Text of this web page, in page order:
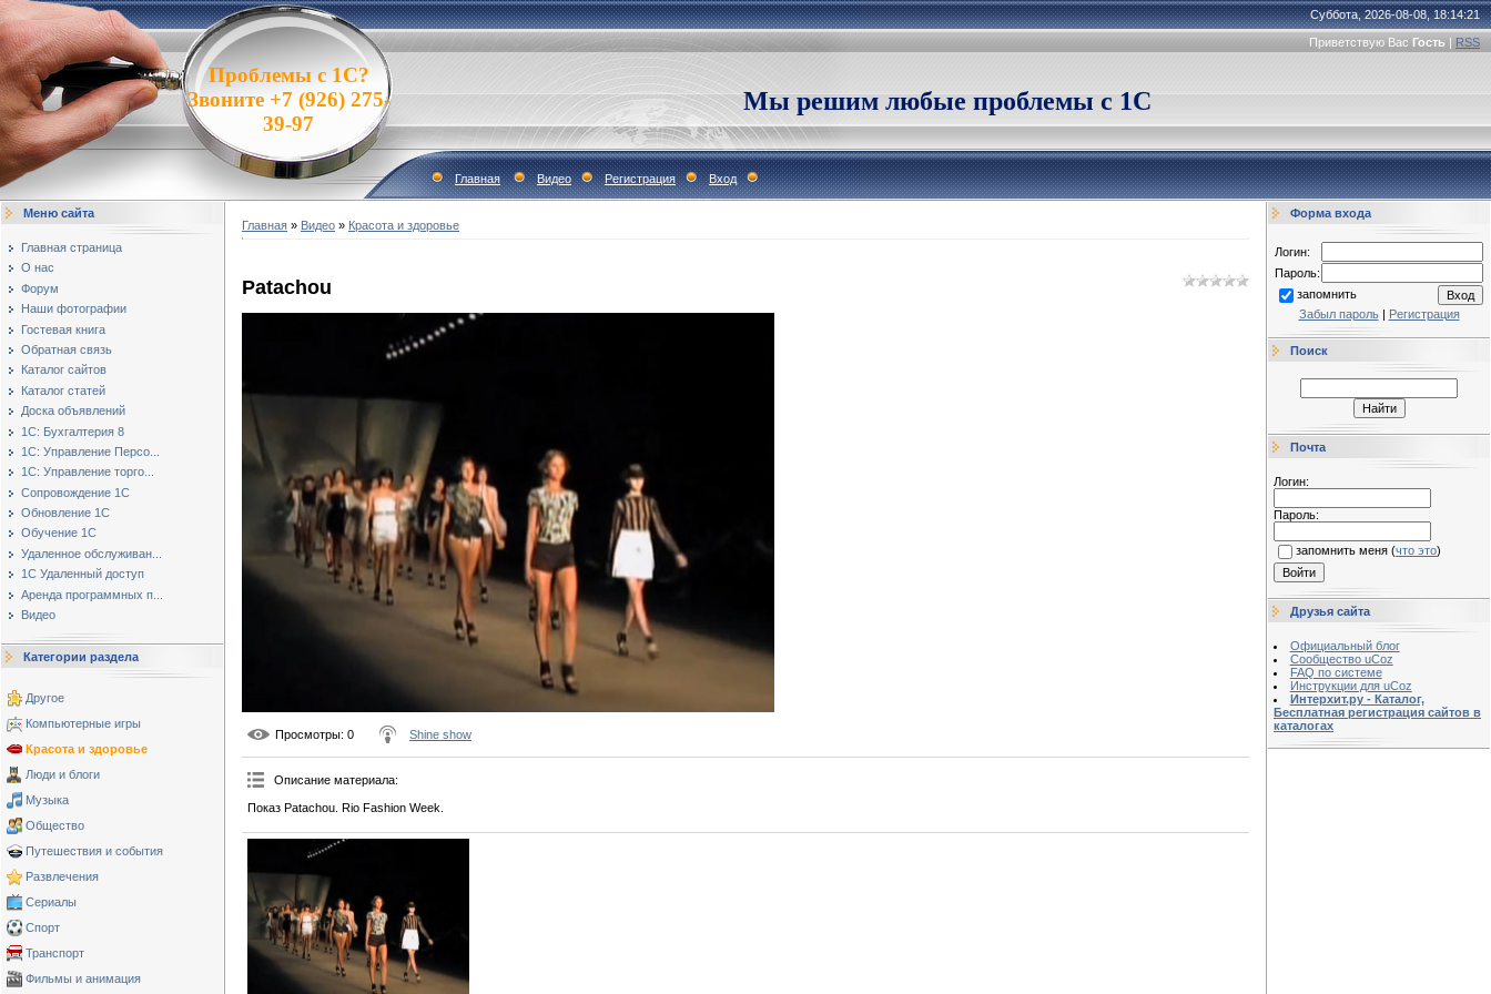
Проблемы с 1С?
Звоните +7 (926) 275-
39-97
Суббота, 2026-08-08, 18:14:21
Приветствую Вас Гость | RSS
Мы решим любые проблемы с 1С
Главная Видео Регистрация Вход
Меню сайта
Главная страница
О нас
Форум
Наши фотографии
Гостевая книга
Обратная связь
Каталог сайтов
Каталог статей
Доска объявлений
1С: Бухгалтерия 8
1С: Управление Персо...
1С: Управление торго...
Сопровождение 1С
Обновление 1С
Обучение 1С
Удаленное обслуживан...
1С Удаленный доступ
Аренда программных п...
Видео
Категории раздела
Другое
Компьютерные игры
Красота и здоровье
Люди и блоги
Музыка
Общество
Путешествия и события
Развлечения
Сериалы
Спорт
Транспорт
Фильмы и анимация
Главная » Видео » Красота и здоровье
Patachou
Просмотры: 0 Shine show
Описание материала:
Показ Patachou. Rio Fashion Week.
Форма входа
Логин:
Пароль:
запомнить
Забыл пароль| Регистрация
Поиск
Почта
Логин:
Пароль:
запомнить меня (что это)
Друзья сайта
Официальный блог
Сообщество uCoz
FAQ по системе
Инструкции для uCoz
Интерхит.ру - Каталог,
Бесплатная регистрация сайтов в
каталогах